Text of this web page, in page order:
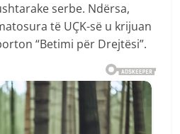
serbe. Ndërsa,
të UÇK-së u krijuan
“Betimi për Drejtësi”.